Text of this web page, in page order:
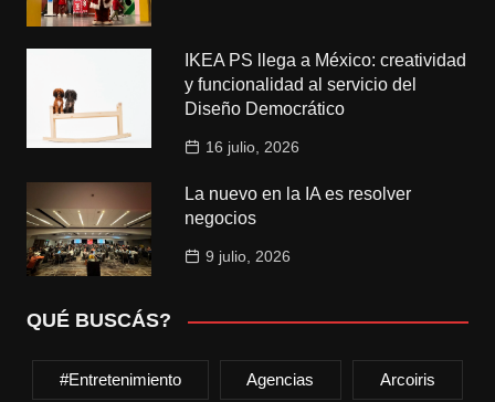
IKEA PS llega a México: creatividad
y funcionalidad al servicio del
Diseño Democrático
16 julio, 2026
La nuevo en la IA es resolver
negocios
9 julio, 2026
QUÉ BUSCÁS?
#entretenimiento Agencias Arcoiris